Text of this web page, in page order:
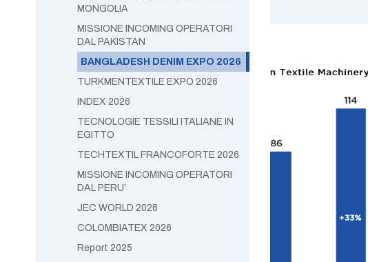
MONGOLIA
MISSIONE INCOMING OPERATORI
DAL PAKISTAN
BANGLADESH DENIM EXPO 2026
TURKMENTEXTILE EXPO 2026
INDEX 2026
TECNOLOGIE TESSILI ITALIANE IN
EGITTO
TECHTEXTIL FRANCOFORTE 2026
MISSIONE INCOMING OPERATORI
DAL PERU’
JEC WORLD 2026
COLOMBIATEX 2026
Report 2025